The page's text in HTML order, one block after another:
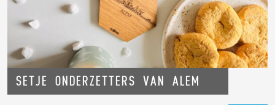
Setje onderzetters van Alem